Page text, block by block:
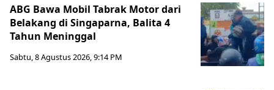
ABG Bawa Mobil Tabrak Motor dari
Belakang di Singaparna, Balita 4
Tahun Meninggal
Sabtu, 8 Agustus 2026, 9:14 PM